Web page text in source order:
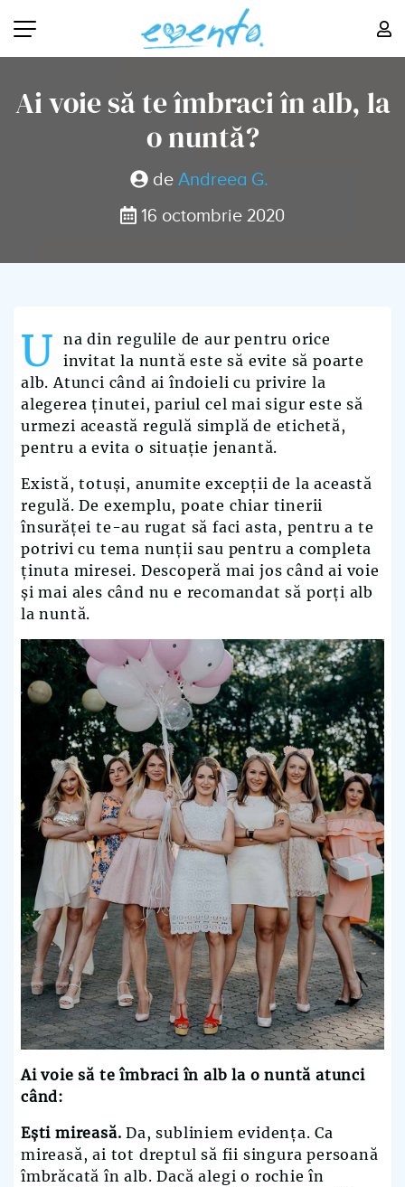
Ai voie să te îmbraci în alb, la
o nuntă?
de Andreea G.
16 octombrie 2020
U na din regulile de aur pentru orice
invitat la nuntă este să evite să poarte
alb. Atunci când ai îndoieli cu privire la
alegerea ținutei, pariul cel mai sigur este să
urmezi această regulă simplă de etichetă,
pentru a evita o situație jenantă.
Există, totuși, anumite excepții de la această
regulă. De exemplu, poate chiar tinerii
însurăței te-au rugat să faci asta, pentru a te
potrivi cu tema nunții sau pentru a completa
ținuta miresei. Descoperă mai jos când ai voie
și mai ales când nu e recomandat să porți alb
la nuntă.
Ai voie să te îmbraci în alb la o nuntă atunci
când:
Ești mireasă.Da, subliniem evidența. Ca
mireasă, ai tot dreptul să fii singura persoană
îmbrăcată în alb. Dacă alegi o rochie în